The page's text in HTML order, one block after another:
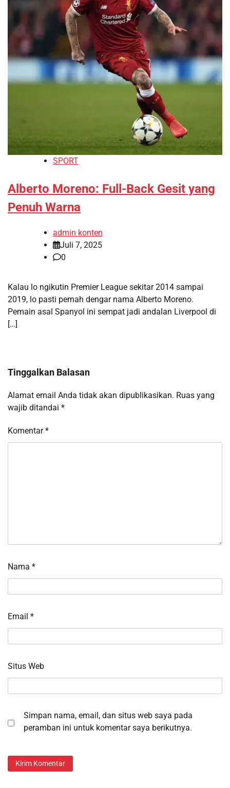
SPORT
Alberto Moreno: Full-Back Gesit yang
Penuh Warna
admin konten
Juli 7, 2025
0
Kalau lo ngikutin Premier League sekitar 2014 sampai
2019, lo pasti pernah dengar nama Alberto Moreno.
Pemain asal Spanyol ini sempat jadi andalan Liverpool di
[…]
Tinggalkan Balasan
Alamat email Anda tidak akan dipublikasikan. Ruas yang
wajib ditandai *
Komentar*
Nama *
Email *
Situs Web
Simpan nama, email, dan situs web saya pada
peramban ini untuk komentar saya berikutnya.